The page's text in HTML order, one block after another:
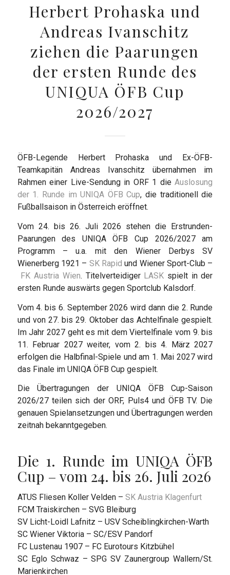
Herbert Prohaska und
Andreas Ivanschitz
ziehen die Paarungen
der ersten Runde des
UNIQUA ÖFB Cup
2026/2027
ÖFB-Legende Herbert Prohaska und Ex-ÖFB-
Teamkapitän Andreas Ivanschitz übernahmen im
Rahmen einer Live-Sendung in ORF 1 dieAuslosung
der 1. Runde im UNIQA ÖFB Cup, die traditionell die
Fußballsaison in Österreich eröffnet.
Vom 24. bis 26. Juli 2026 stehen die Erstrunden-
Paarungen des UNIQA ÖFB Cup 2026/2027 am
Programm – u.a. mit den Wiener Derbys SV
Wienerberg 1921 – SK Rapid und Wiener Sport-Club –
FK Austria Wien. Titelverteidiger LASK spielt in der
ersten Runde auswärts gegen Sportclub Kalsdorf.
Vom 4. bis 6. September 2026 wird dann die 2. Runde
und von 27. bis 29. Oktober das Achtelfinale gespielt.
Im Jahr 2027 geht es mit dem Viertelfinale vom 9. bis
11. Februar 2027 weiter, vom 2. bis 4. März 2027
erfolgen die Halbfinal-Spiele und am 1. Mai 2027 wird
das Finale im UNIQA ÖFB Cup gespielt.
Die Übertragungen der UNIQA ÖFB Cup-Saison
2026/27 teilen sich der ORF, Puls4 und ÖFB TV. Die
genauen Spielansetzungen und Übertragungen werden
zeitnah bekanntgegeben.
Die 1. Runde im UNIQA ÖFB
Cup – vom 24. bis 26. Juli 2026
ATUS Fliesen Koller Velden – SK Austria Klagenfurt
FCM Traiskirchen – SVG Bleiburg
SV Licht-Loidl Lafnitz – USV Scheiblingkirchen-Warth
SC Wiener Viktoria – SC/ESV Pandorf
FC Lustenau 1907 – FC Eurotours Kitzbühel
SC Eglo Schwaz – SPG SV Zaunergroup Wallern/St.
Marienkirchen